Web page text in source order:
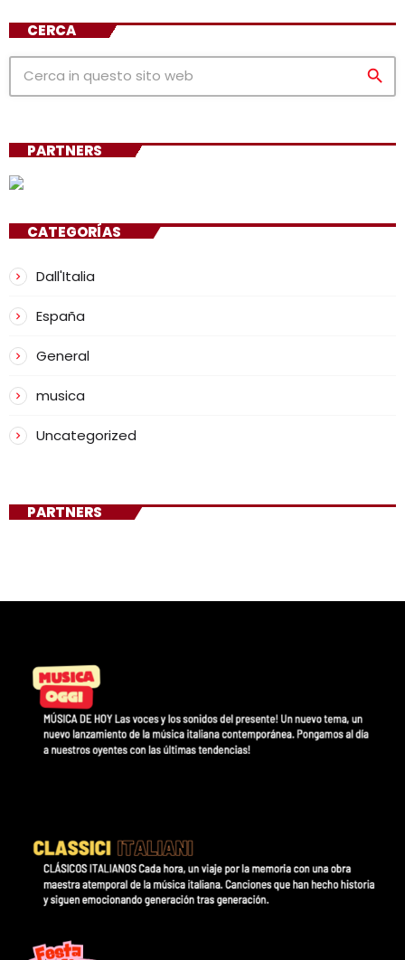
CERCA
search
PARTNERS
CATEGORÍAS
Dall'Italia
España
General
musica
Uncategorized
PARTNERS